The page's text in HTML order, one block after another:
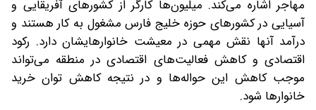
مهاجر اشاره می‌کند. میلیون‌ها کارگر از کشورهای آفریقایی و
آسیایی در کشورهای حوزه خلیج فارس مشغول به کار هستند و
درآمد آنها نقش مهمی در معیشت خانوارهایشان دارد. رکود
اقتصادی و کاهش فعالیت‌های اقتصادی در منطقه می‌تواند
موجب کاهش این حواله‌ها و در نتیجه کاهش توان خرید
خانوارها شود.